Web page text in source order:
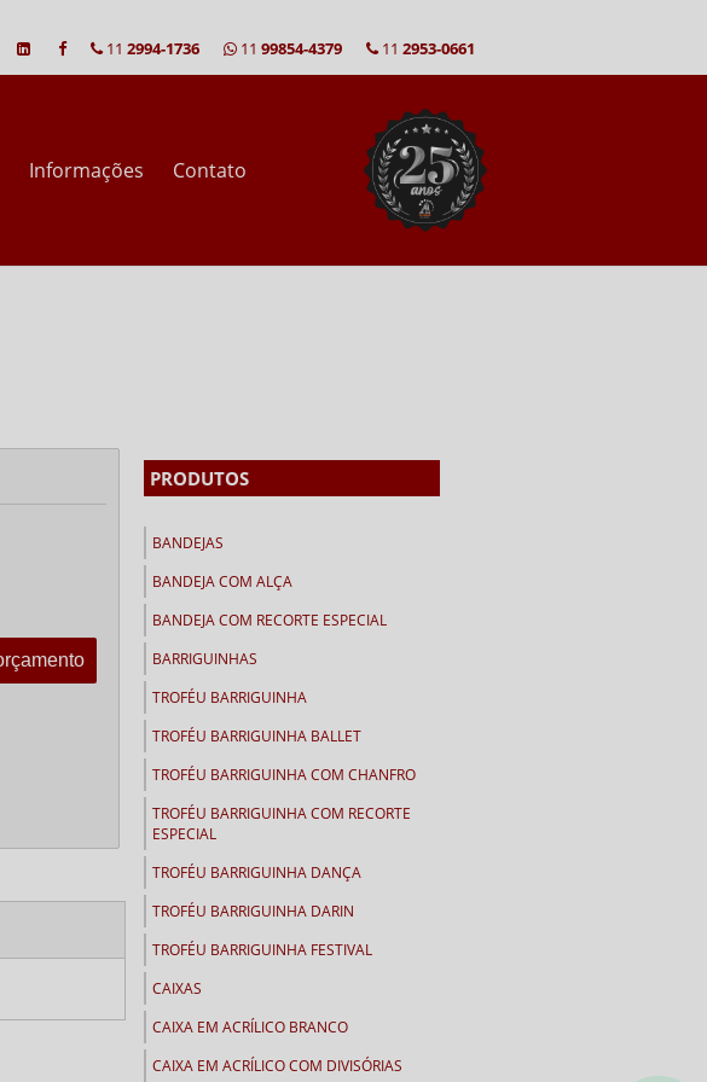
11 2953-0661
11 99854-4379
11 2994-1736
Informações Contato
PRODUTOS
BANDEJAS
BANDEJA COM ALÇA
BANDEJA COM RECORTE ESPECIAL
BARRIGUINHAS
TROFÉU BARRIGUINHA
TROFÉU BARRIGUINHA BALLET
TROFÉU BARRIGUINHA COM CHANFRO
TROFÉU BARRIGUINHA COM RECORTE
ESPECIAL
TROFÉU BARRIGUINHA DANÇA
TROFÉU BARRIGUINHA DARIN
TROFÉU BARRIGUINHA FESTIVAL
CAIXAS
CAIXA EM ACRÍLICO BRANCO
CAIXA EM ACRÍLICO COM DIVISÓRIAS